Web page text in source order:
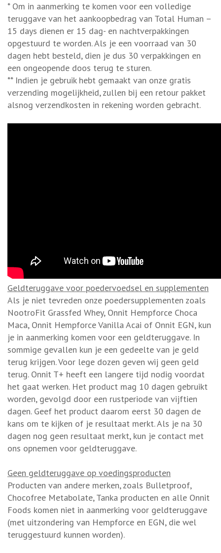
* Om in aanmerking te komen voor een volledige
teruggave van het aankoopbedrag van Total Human –
15 days dienen er 15 dag- en nachtverpakkingen
opgestuurd te worden. Als je een voorraad van 30
dagen hebt besteld, dien je dus 30 verpakkingen en
een ongeopende doos terug te sturen.
** Indien je gebruik hebt gemaakt van onze gratis
verzending mogelijkheid, zullen bij een retour pakket
alsnog verzendkosten in rekening worden gebracht.
Geldteruggave voor poedervoedsel en supplementen
Als je niet tevreden onze poedersupplementen zoals
NootroFit Grassfed Whey, Onnit Hempforce Choca
Maca, Onnit Hempforce Vanilla Acai of Onnit EGN, kun
je in aanmerking komen voor een geldteruggave. In
sommige gevallen kun je een gedeelte van je geld
terug krijgen. Voor lege dozen geven wij geen geld
terug. Onnit T+ heeft een langere tijd nodig voordat
het gaat werken. Het product mag 10 dagen gebruikt
worden, gevolgd door een rustperiode van vijftien
dagen. Geef het product daarom eerst 30 dagen de
kans om te kijken of je resultaat merkt. Als je na 30
dagen nog geen resultaat merkt, kun je contact met
ons opnemen voor geldteruggave.
Geen geldteruggave op voedingsproducten
Producten van andere merken, zoals Bulletproof,
Chocofree Metabolate, Tanka producten en alle Onnit
Foods komen niet in aanmerking voor geldteruggave
(met uitzondering van Hempforce en EGN, die wel
teruggestuurd kunnen worden).